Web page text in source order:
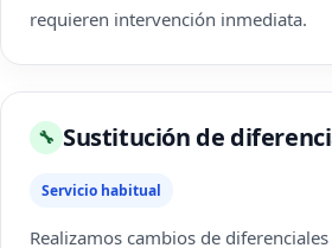
requieren intervención inmediata.
🔧 Sustitución de
Servicio habitual
Realizamos cambios de